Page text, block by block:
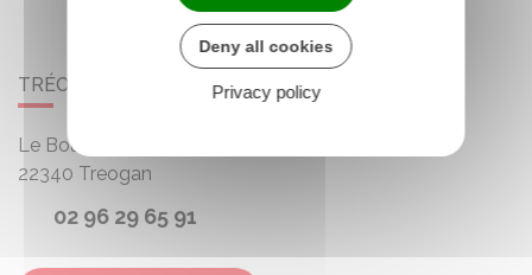
TRÉOGAN
Le Bourg
22340 Treogan
02 96 29 65 91
Deny all cookies
Privacy policy